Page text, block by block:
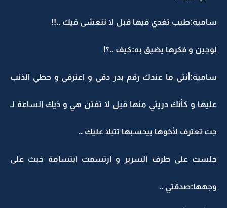
سامية:طيب تغدي فيها قبل لا تتعشى فيك ..!!
لوجين و فكرها يضيق به:كيف ..؟!
سامية:أنتي ما عندك رقم بدر دقي و اعترفي و حطي الذنب
عليها و كأنك دريتي منها قبل لا تفتن هي و ذيك الساعة لـ
جت تعترف لأخوها بيحسبها تتبلا عليك ..
جلست على طرف السرير و ارتسمت ابتسامة خبث على
وجهها:صدقتي ..